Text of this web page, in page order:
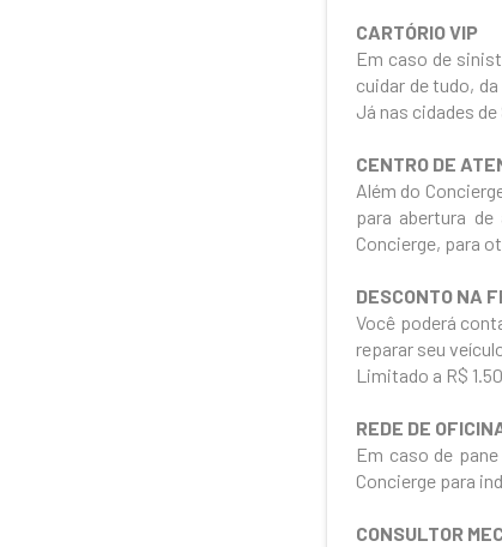
CARTÓRIO VIP
Em caso de
cuidar de tudo,
Já nas cidades
CENTRO DE
Além do
para abertura
Concierge, para
DESCONTO NA
Você poderá
reparar seu
Limitado a R$
REDE DE
Em caso de
Concierge para
CONSULTOR